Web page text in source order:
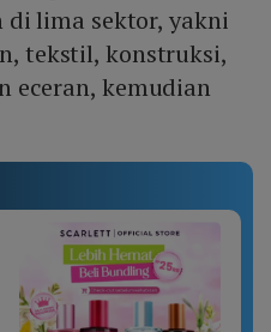
lima sektor, yakni
tekstil, konstruksi,
eceran, kemudian